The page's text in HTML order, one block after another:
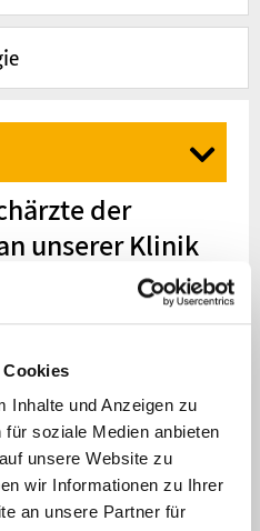
Cookies
Inhalte und Anzeigen zu
soziale Medien anbieten
unsere Website zu
wir Informationen zu Ihrer
an unsere Partner für
der
unserer Klinik
Weiterbildung
Onkologie:
und
stationär und
vor, während
oder allogenen